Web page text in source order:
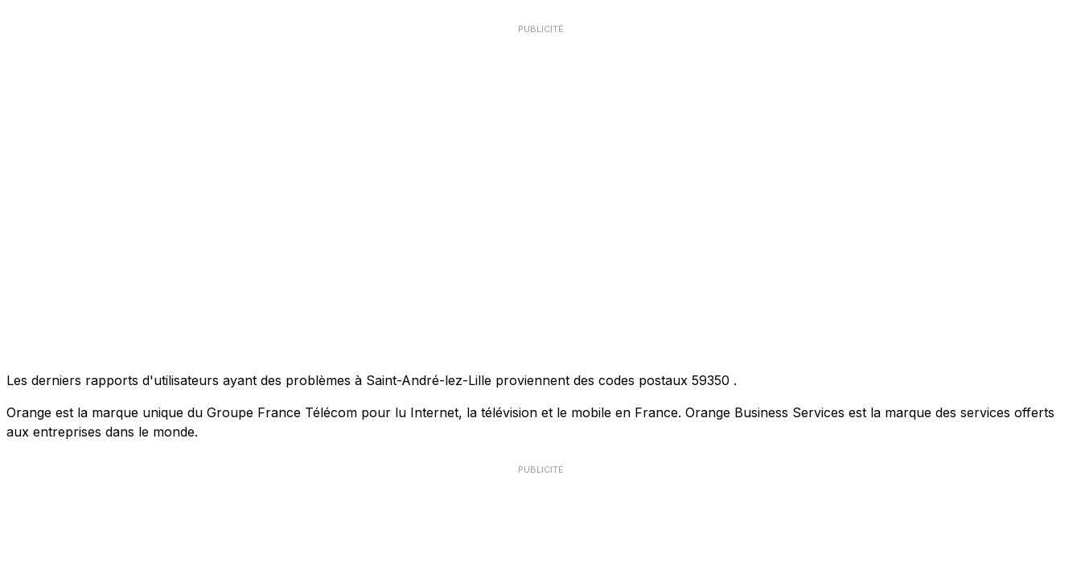
PUBLICITÉ
Les derniers rapports d'utilisateurs ayant des problèmes à Saint-André-lez-Lille proviennent des codes postaux 59350 .
Orange est la marque unique du Groupe France Télécom pour lu Internet, la télévision et le mobile en France. Orange Business Services est la marque des services offerts
aux entreprises dans le monde.
PUBLICITÉ